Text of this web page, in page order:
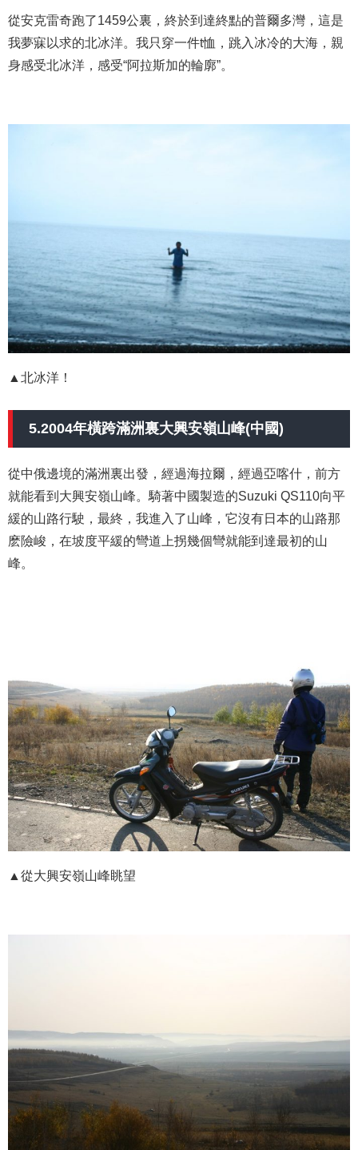
從安克雷奇跑了1459公裏，終於到達終點的普爾多灣，這是
我夢寐以求的北冰洋。我只穿一件t恤，跳入冰冷的大海，親
身感受北冰洋，感受“阿拉斯加的輪廓”。
▲北冰洋！
5.2004年橫跨滿洲裏大興安嶺山峰(中國)
從中俄邊境的滿洲裏出發，經過海拉爾，經過亞喀什，前方
就能看到大興安嶺山峰。騎著中國製造的Suzuki QS110向平
緩的山路行駛，最終，我進入了山峰，它沒有日本的山路那
麽險峻，在坡度平緩的彎道上拐幾個彎就能到達最初的山
峰。
▲從大興安嶺山峰眺望